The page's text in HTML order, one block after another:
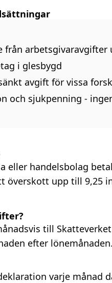
från arbetsgivaravgifter
i glesbygd
avgift för vissa
och sjukpenning -
eller handelsbolag
överskott upp till 9,25
till
efter
varje månad